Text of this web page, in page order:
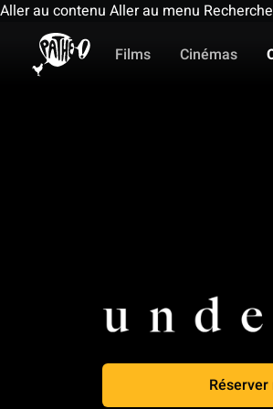
Aller au contenu Aller au menu Recherche
Films
Cinémas